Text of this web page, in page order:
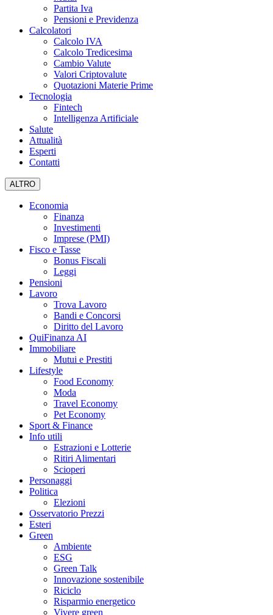
Partita Iva
Pensioni e Previdenza
Calcolatori
Calcolo IVA
Calcolo Tredicesima
Cambio Valute
Valori Criptovalute
Quotazioni Materie Prime
Tecnologia
Fintech
Intelligenza Artificiale
Salute
Attualità
Esperti
Contatti
ALTRO
Economia
Finanza
Investimenti
Imprese (PMI)
Fisco e Tasse
Bonus Fiscali
Leggi
Pensioni
Lavoro
Trova Lavoro
Bandi e Concorsi
Diritto del Lavoro
QuiFinanza AI
Immobiliare
Mutui e Prestiti
Lifestyle
Food Economy
Moda
Travel Economy
Pet Economy
Sport & Finance
Info utili
Estrazioni e Lotterie
Ritiri Alimentari
Scioperi
Personaggi
Politica
Elezioni
Osservatorio Prezzi
Esteri
Green
Ambiente
ESG
Green Talk
Innovazione sostenibile
Riciclo
Risparmio energetico
Vivere green